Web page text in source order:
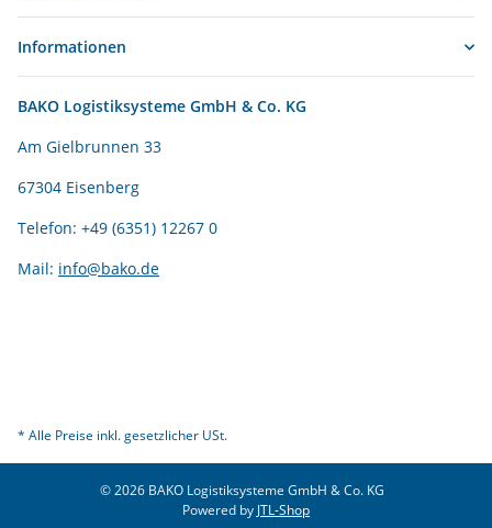
Informationen
BAKO Logistiksysteme GmbH & Co. KG
Am Gielbrunnen 33
67304 Eisenberg
Telefon: +49 (6351) 12267 0
Mail: info@bako.de
* Alle Preise inkl. gesetzlicher USt.
© 2026 BAKO Logistiksysteme GmbH & Co. KG
Powered by JTL-Shop